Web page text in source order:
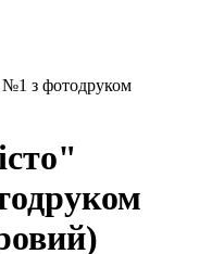
№1 з фотодруком